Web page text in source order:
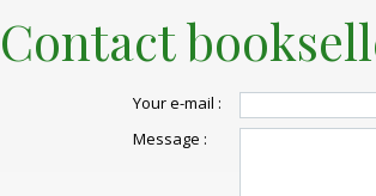
Contact
Your e-mail :
Message :